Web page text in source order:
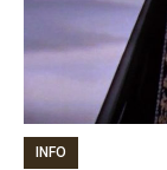
INFO